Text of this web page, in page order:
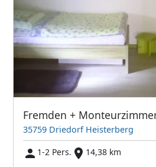
Fremden +
35759 Driedorf Heisterberg
1-2 Pers.
14,38 km